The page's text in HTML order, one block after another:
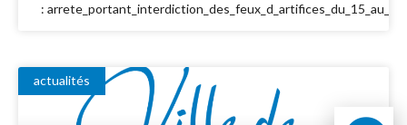
:
actualités